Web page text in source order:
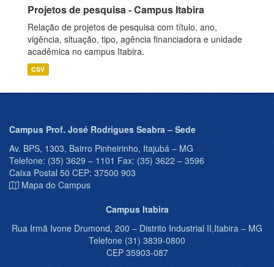
Projetos de pesquisa - Campus Itabira
Relação de projetos de pesquisa com título, ano,
vigência, situação, tipo, agência financiadora e unidade
acadêmica no campus Itabira.
CSV
Campus Prof. José Rodrigues Seabra – Sede
Av. BPS, 1303, Bairro Pinheirinho, Itajubá – MG
Telefone: (35) 3629 – 1101 Fax: (35) 3622 – 3596
Caixa Postal 50 CEP: 37500 903
Mapa do Campus
Campus Itabira
Rua Irmã Ivone Drumond, 200 – Distrito Industrial II,Itabira – MG
Telefone (31) 3839-0800
CEP 35903-087